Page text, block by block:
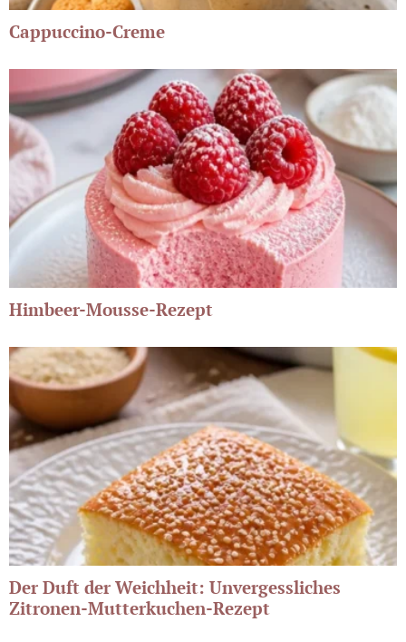
Cappuccino-Creme
Himbeer-Mousse-Rezept
Der Duft der Weichheit: Unvergessliches
Zitronen-Mutterkuchen-Rezept